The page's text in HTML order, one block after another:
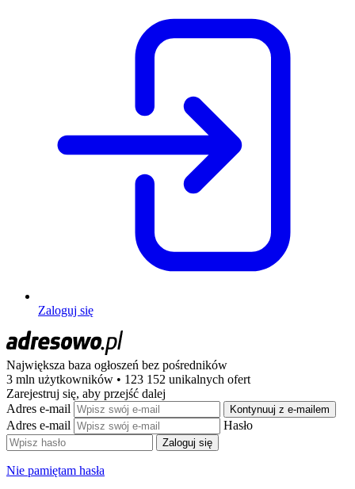
Zaloguj się
Największa baza ogłoszeń bez pośredników
3 mln użytkowników • 123 152 unikalnych ofert
Zarejestruj się, aby przejść dalej
Adres e-mail
Kontynuuj z e-mailem
Adres e-mail Hasło
Zaloguj się
Nie pamiętam hasła